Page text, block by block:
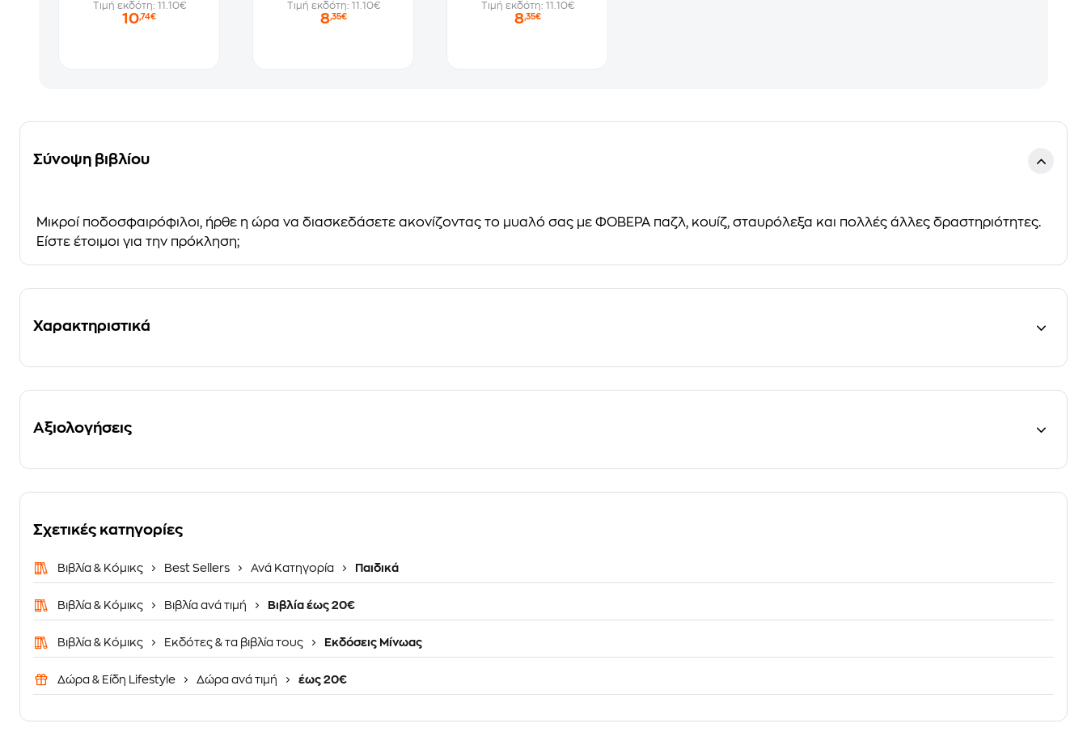
Τιμή εκδότη: 11.10€
10,74€
Τιμή εκδότη: 11.10€
8,35€
Τιμή εκδότη: 11.10€
8,35€
Σύνοψη βιβλίου
Μικροί ποδοσφαιρόφιλοι, ήρθε η ώρα να διασκεδάσετε ακονίζοντας το μυαλό σας με ΦΟΒΕΡΑ παζλ, κουίζ, σταυρόλεξα και πολλές άλλες δραστηριότητες.
Είστε έτοιμοι για την πρόκληση;
Χαρακτηριστικά
Αξιολογήσεις
Σχετικές κατηγορίες
Βιβλία & Κόμικς Best Sellers Ανά Κατηγορία Παιδικά
Βιβλία & Κόμικς Βιβλία ανά τιμή Βιβλία έως 20€
Βιβλία & Κόμικς Εκδότες & τα βιβλία τους Εκδόσεις Μίνωας
Δώρα & Είδη Lifestyle Δώρα ανά τιμή έως 20€